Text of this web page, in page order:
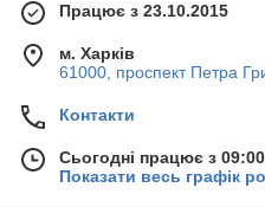
Працює з 23.10.2015
м. Харків
61000, проспект Петра
Контакти
Сьогодні працює з
Показати весь графік